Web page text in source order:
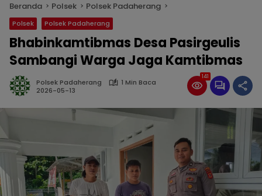
Beranda Polsek Polsek Padaherang
Polsek Polsek Padaherang
Bhabinkamtibmas Desa Pasirgeulis
Sambangi Warga Jaga Kamtibmas
Polsek Padaherang
1 Min Baca
2026-05-13
141